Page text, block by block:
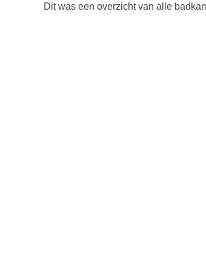
Dit was een overzicht van alle